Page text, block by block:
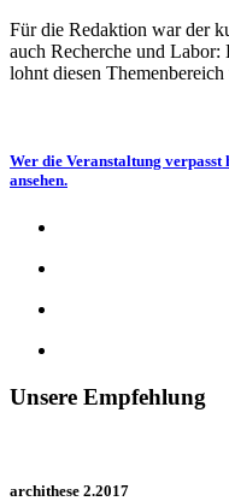
Für die Redaktion war der
auch Recherche und Labor:
lohnt diesen
Wer die Veranstaltung
ansehen.
Unsere Empfehlung
archithese 2.2017